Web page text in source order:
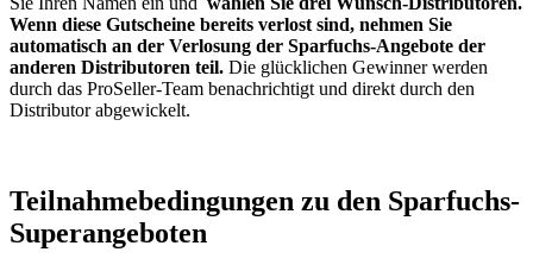
Wenn diese Gutscheine bereits verlost sind, nehmen Sie
automatisch an der Verlosung der Sparfuchs-Angebote der
anderen Distributoren teil. Die glücklichen Gewinner werden
durch das ProSeller-Team benachrichtigt und direkt durch den
Distributor abgewickelt.
Teilnahmebedingungen zu den Sparfuchs-
Superangeboten